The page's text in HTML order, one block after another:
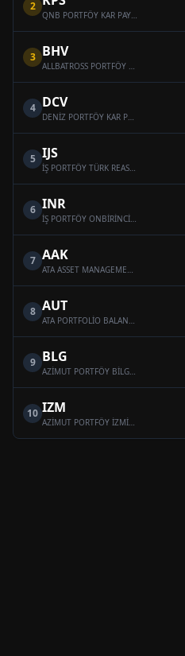
2
QNB PORTFÖY KAR PAYI ÖDEYEN ONİKİNCİ SERBEST (DÖVİZ) FON
3 BHV
ALLBATROSS PORTFÖY BAHAR HİSSE SENEDİ SERBEST FON (HİSSE SENEDİ YOĞUN FON)
4 DCV
DENİZ PORTFÖY KAR PAYI ÖDEYEN SERBEST (DÖVİZ) FON
5 IJS
İŞ PORTFÖY TÜRK REASÜRANS SERBEST ÖZEL FON
6 INR
İŞ PORTFÖY ONBİRİNCİ SERBEST (DÖVİZ) FON
7 AAK
ATA ASSET MANAGEMENT MULTI-ASSET VARIABLE FUND
8 AUT
ATA PORTFOLİO BALANCED VARİABLE FUND
9 BLG
AZİMUT PORTFÖY BİLGE SERBEST ÖZEL FON
10 IZM
AZİMUT PORTFÖY İZMİR SERBEST (TL) ÖZEL FON